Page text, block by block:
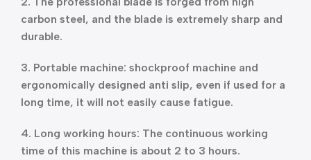
carbon steel, and the blade is extremely sharp and
durable.
3. Portable machine: shockproof machine and
ergonomically designed anti slip, even if used for a
long time, it will not easily cause fatigue.
4. Long working hours: The continuous working
time of this machine is about 2 to 3 hours.